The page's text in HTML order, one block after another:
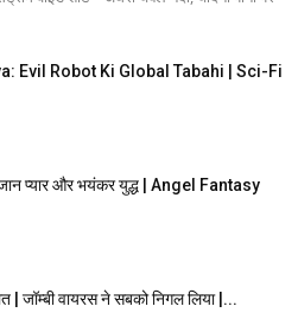
Evil Robot Ki Global Tabahi | Sci-Fi
प्यार और भयंकर युद्ध | Angel Fantasy
| जॉम्बी वायरस ने सबको निगल लिया |...